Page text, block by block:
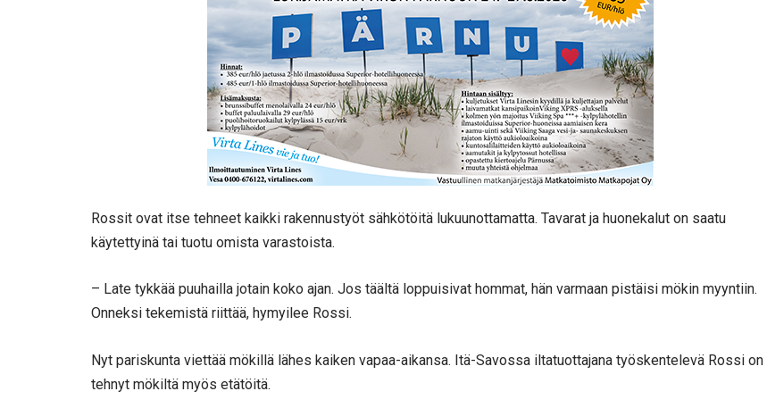
Rossit ovat itse tehneet kaikki rakennustyöt sähkötöitä lukuunottamatta. Tavarat ja huonekalut on saatu
käytettyinä tai tuotu omista varastoista.
– Late tykkää puuhailla jotain koko ajan. Jos täältä loppuisivat hommat, hän varmaan pistäisi mökin myyntiin.
Onneksi tekemistä riittää, hymyilee Rossi.
Nyt pariskunta viettää mökillä lähes kaiken vapaa-aikansa. Itä-Savossa iltatuottajana työskentelevä Rossi on
tehnyt mökiltä myös etätöitä.